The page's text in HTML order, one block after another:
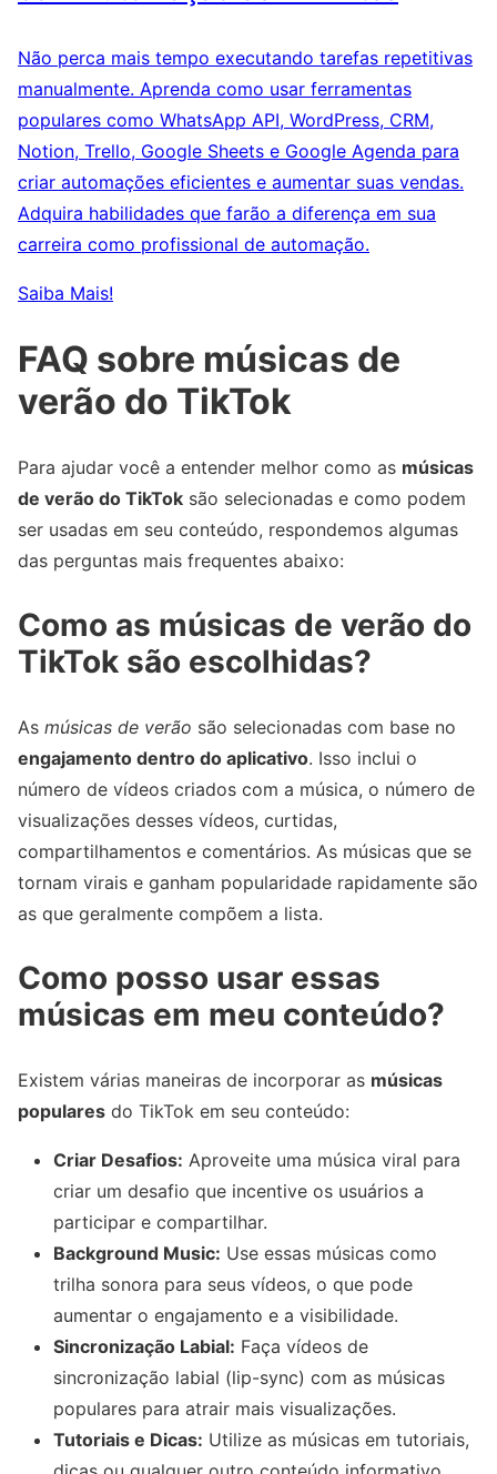
Não perca mais tempo executando tarefas repetitivas
manualmente. Aprenda como usar ferramentas
populares como WhatsApp API, WordPress, CRM,
Notion, Trello, Google Sheets e Google Agenda para
criar automações eficientes e aumentar suas vendas.
Adquira habilidades que farão a diferença em sua
carreira como profissional de automação.
Saiba Mais!
FAQ sobre músicas de
verão do TikTok
Para ajudar você a entender melhor como as músicas
de verão do TikTok são selecionadas e como podem
ser usadas em seu conteúdo, respondemos algumas
das perguntas mais frequentes abaixo:
Como as músicas de verão do
TikTok são escolhidas?
As músicas de verão são selecionadas com base no
engajamento dentro do aplicativo. Isso inclui o
número de vídeos criados com a música, o número de
visualizações desses vídeos, curtidas,
compartilhamentos e comentários. As músicas que se
tornam virais e ganham popularidade rapidamente são
as que geralmente compõem a lista.
Como posso usar essas
músicas em meu conteúdo?
Existem várias maneiras de incorporar as músicas
populares do TikTok em seu conteúdo:
Criar Desafios: Aproveite uma música viral para
criar um desafio que incentive os usuários a
participar e compartilhar.
Background Music: Use essas músicas como
trilha sonora para seus vídeos, o que pode
aumentar o engajamento e a visibilidade.
Sincronização Labial: Faça vídeos de
sincronização labial (lip-sync) com as músicas
populares para atrair mais visualizações.
Tutoriais e Dicas: Utilize as músicas em tutoriais,